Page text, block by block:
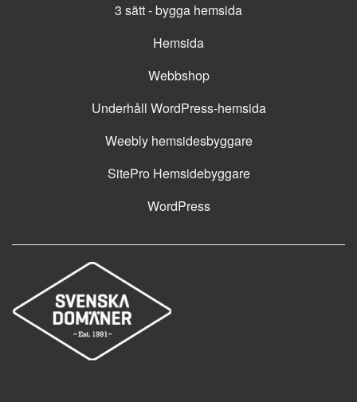
3 sätt - bygga hemsida
Hemsida
Webbshop
Underhåll WordPress-hemsida
Weebly hemsidesbyggare
SitePro Hemsidebyggare
WordPress